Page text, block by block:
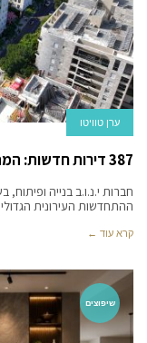
ערן טוויטו
387 דירות חדשות: המתחם שישנה את כפר סבא
ההתחדשות העירונית
קרא עוד ←
שיפוצים